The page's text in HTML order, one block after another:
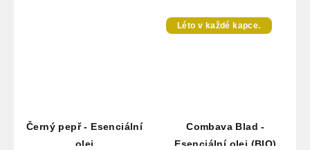
Černý pepř - Esenciální
olej
Léto v každé kapce.
Combava Blad -
Esenciální olej (BIO)